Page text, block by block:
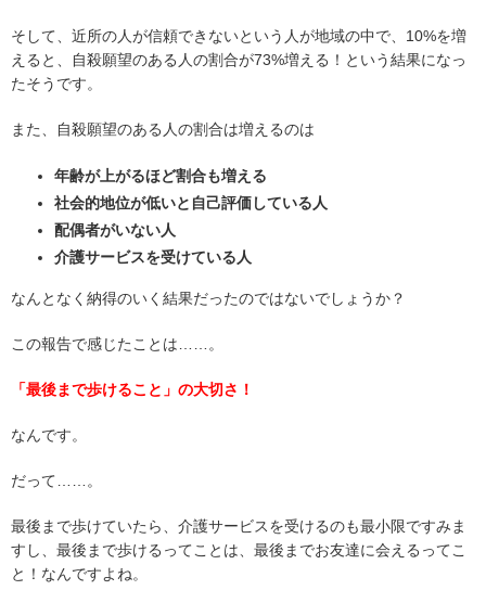
そして、近所の人が信頼できないという人が地域の中で、10%を増
えると、自殺願望のある人の割合が73%増える！という結果になっ
たそうです。
また、自殺願望のある人の割合は増えるのは
年齢が上がるほど割合も増える
社会的地位が低いと自己評価している人
配偶者がいない人
介護サービスを受けている人
なんとなく納得のいく結果だったのではないでしょうか？
この報告で感じたことは……。
「最後まで歩けること」の大切さ！
なんです。
だって……。
最後まで歩けていたら、介護サービスを受けるのも最小限ですみま
すし、最後まで歩けるってことは、最後までお友達に会えるってこ
と！なんですよね。